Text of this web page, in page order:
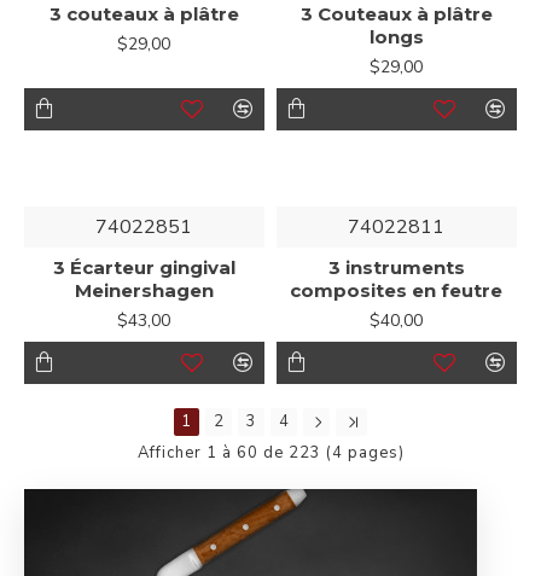
3 couteaux à plâtre
$29,00
3 Couteaux à plâtre
longs
$29,00
74022851
3 Écarteur gingival
Meinershagen
$43,00
74022811
3 instruments
composites en feutre
$40,00
1 2 3
4
Afficher 1 à 60 de 223 (4 pages)